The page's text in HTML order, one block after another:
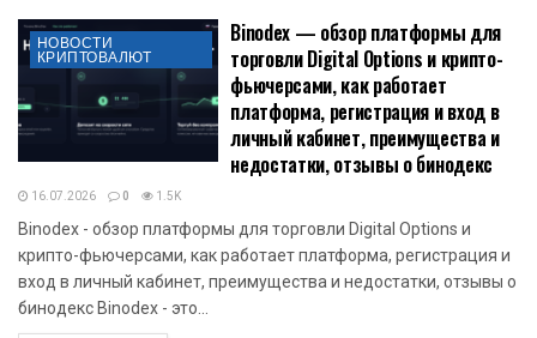
НОВОСТИ
КРИПТОВАЛЮТ
Binodex — обзор платформы для
торговли Digital Options и крипто-
фьючерсами, как работает
платформа, регистрация и вход в
личный кабинет, преимущества и
недостатки, отзывы о бинодекс
16.07.2026 0 1.5K
Binodex - обзор платформы для торговли Digital Options и
крипто-фьючерсами, как работает платформа, регистрация и
вход в личный кабинет, преимущества и недостатки, отзывы о
бинодекс Binodex - это...